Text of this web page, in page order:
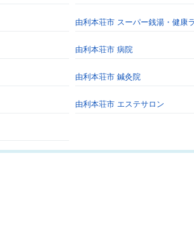
由利本荘市 スーパー銭湯・健康
由利本荘市 病院
由利本荘市 鍼灸院
由利本荘市 エステサロン